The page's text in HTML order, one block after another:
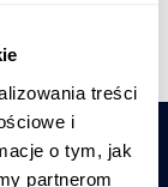
treści
i
o tym, jak
partnerom